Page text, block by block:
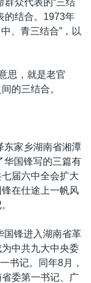
的结合。1973年
、青三结合”，以
思，就是老官
的三结合。
东家乡湖南省湘潭
华国锋写的三篇有
届六中全会扩大
在仕途上一帆风
国锋进入湖南省革
中共九大中央委
书记。同年8月，
委第一书记、广